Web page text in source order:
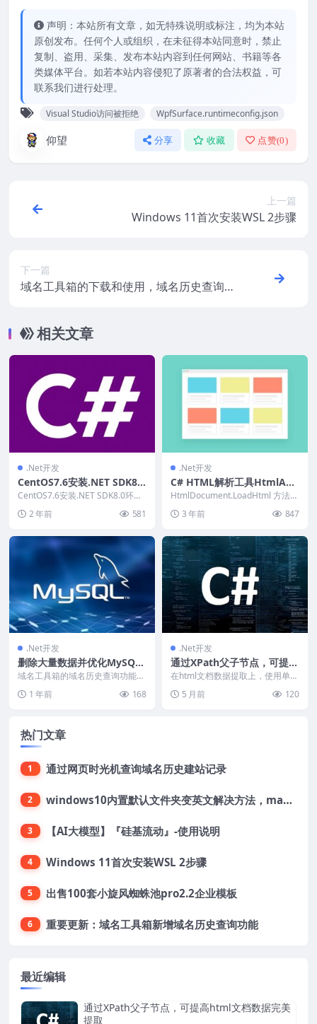
声明：本站所有文章，如无特殊说明或标注，均为本站
原创发布。任何个人或组织，在未征得本站同意时，禁止
复制、盗用、采集、发布本站内容到任何网站、书籍等各
类媒体平台。如若本站内容侵犯了原著者的合法权益，可
联系我们进行处理。
Visual Studio访问被拒绝 WpfSurface.runtimeconfig.json
仰望 分享 收藏 点赞(0)
上一篇
Windows 11首次安装WSL 2步骤
下一篇
域名工具箱的下载和使用，域名历史查询功
相关文章
.Net开发
CentOS7.6安装.NET SDK8.0
环境变量配置
CentOS7.6安装.NET SDK8.0环境
令...2 年前 581
.Net开发
C# HTML解析工具HtmlAgil
ityPack使用实例
HtmlDocument.LoadHtml 方法从
3 年前 847
.Net开发
删除大量数据并优化MySQL
空间占用
域名工具箱的域名历史查询功能，
代码，导致数据库...
1 年前 168
.Net开发
通过XPath父子节点，可提高
html文档数据完美提取
在html文档数据提取上，使用单一
式仅适合简单...
5 月前 120
热门文章
1 通过网页时光机查询域名历史建站记录
2 windows10内置默认文件夹变英文解决方法，macOS桌面文件夹变英文解决方法
3 【AI大模型】『硅基流动』-使用说明
4 Windows 11首次安装WSL 2步骤
5 出售100套小旋风蜘蛛池pro2.2企业模板
6 重要更新：域名工具箱新增域名历史查询功能
最近编辑
通过XPath父子节点，可提高html文档数据完美
提取